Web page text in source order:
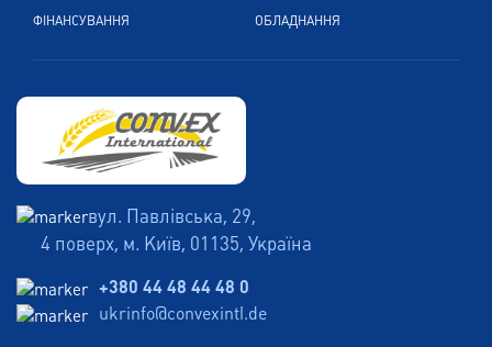
ФІНАНСУВАННЯ
ОБЛАДНАННЯ
вул. Павлівська, 29,
4 поверх, м. Київ, 01135, Україна
+380 44 48 44 48 0
ukrinfo@convexintl.de